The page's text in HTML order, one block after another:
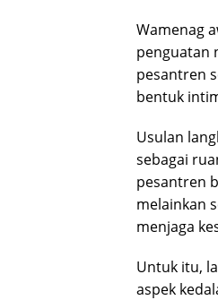
Wamenag
penguatan
pesantren
bentuk
Usulan
sebagai
pesantren
melainkan
menjaga
Untuk itu,
aspek